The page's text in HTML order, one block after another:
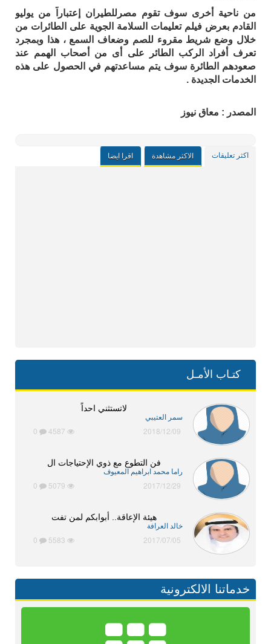
من ناحية أخرى سوف تقوم مصرللطيران إعتباراً من يوليو
القادم بعرض فيلم تعليمات السلامة الجوية على الطائرات من
خلال وضع شريط مقروء للصم وضعاف السمع ، هذا وبمجرد
تعرف أفراد الركب الطائر على أى من أصحاب الهمم عند
صعودهم الطائرة سوف يتم مساعدتهم في الحصول على هذه
الخدمات الجديدة .
المصدر : معاق نيوز
اكثر تعليقات الاكثر مشاهدة اقرا ايضا
كتـاب الأمـل
لاتستثني احداً
سمر العتيبي
2018/12/09
فن التطوع مع ذوي الإحتياجات ال
راما محمد ابراهيم المعيوف
2017/12/29
هيئة الإعاقة.. أبوابكم لمن تفت
خالد العرافة
2017/07/05
خدماتنا الالكترونية